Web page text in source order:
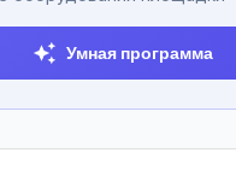
Умная программа